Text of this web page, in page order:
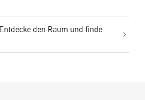
den Raum und finde